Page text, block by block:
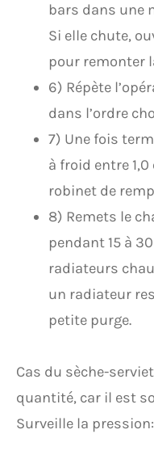
bars dans une
Si elle chute,
pour remonter
6) Répète
dans l’ordre
7) Une fois
à froid entre 1,0
robinet de
8) Remets le
pendant 15 à
radiateurs
un radiateur
petite purge.
Cas du sèche-
quantité, car il est
Surveille la